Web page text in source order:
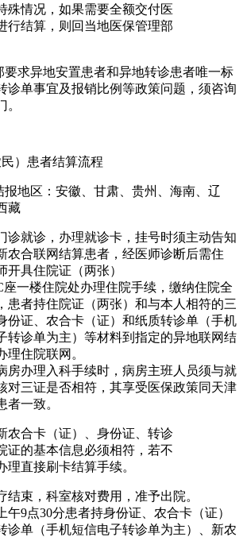
殊情况，如果需要全额交付医
行结算，则回当地医保管理部
求异地安置患者和异地转诊患者唯一标
诊单事宜及报销比例等政策问题，须咨询
）患者结算流程
地区：安徽、甘肃、贵州、海南、辽
藏
诊就诊，办理就诊卡，挂号时须主动告知
农合联网结算患者，经医师诊断后需住
开具住院证（两张）
座一楼住院处办理住院手续，缴纳住院全
患者持住院证（两张）和与本人相符的三
份证、农合卡（证）和纸质转诊单（手机
转诊单为主）等材料到指定的异地联网结
理住院联网。
房办理入科手续时，病房主班人员须与就
对三证是否相符，其享受医保政策同天津
者一致。
农合卡（证）、身份证、转诊
证的基本信息必须相符，若不
理直接刷卡结算手续。
结束，科室核对费用，准予出院。
午9点30分患者持身份证、农合卡（证）
诊单（手机短信电子转诊单为主）、新农